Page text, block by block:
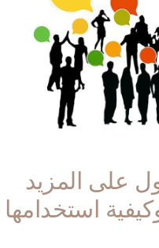
على المزيد
استخدامها